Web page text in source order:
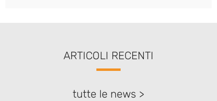
ARTICOLI RECENTI
tutte le news >